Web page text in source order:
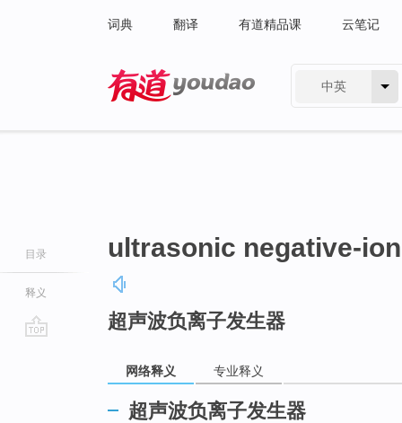
词典 翻译 有道精品课 云笔记
中英
目录
释义
ultrasonic negative-
超声波负离子发生器
网络释义 专业释义
超声波负离子发生器